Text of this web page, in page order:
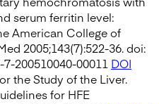
serum ferritin level:
American College of
2005;143(7):522-36. doi:
200510040-00011 DOI
the Study of the Liver.
for HFE